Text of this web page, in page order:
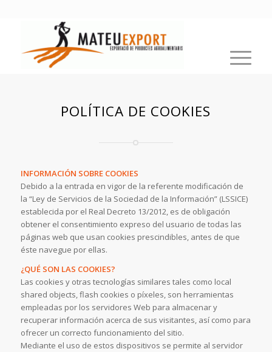
POLÍTICA DE COOKIES
INFORMACIÓN SOBRE COOKIES
Debido a la entrada en vigor de la referente modificación de
la “Ley de Servicios de la Sociedad de la Información” (LSSICE)
establecida por el Real Decreto 13/2012, es de obligación
obtener el consentimiento expreso del usuario de todas las
páginas web que usan cookies prescindibles, antes de que
éste navegue por ellas.
¿QUÉ SON LAS COOKIES?
Las cookies y otras tecnologías similares tales como local
shared objects, flash cookies o píxeles, son herramientas
empleadas por los servidores Web para almacenar y
recuperar información acerca de sus visitantes, así como para
ofrecer un correcto funcionamiento del sitio.
Mediante el uso de estos dispositivos se permite al servidor